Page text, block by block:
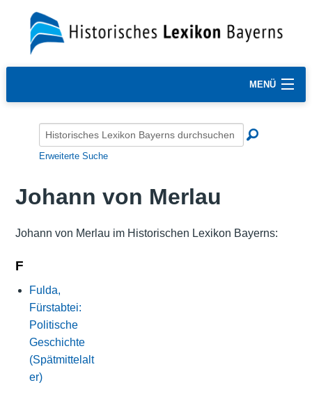
MENÜ
Erweiterte Suche
Johann von Merlau
Johann von Merlau im Historischen Lexikon Bayerns:
F
Fulda,
Fürstabtei:
Politische
Geschichte
(Spätmittelalt
er)